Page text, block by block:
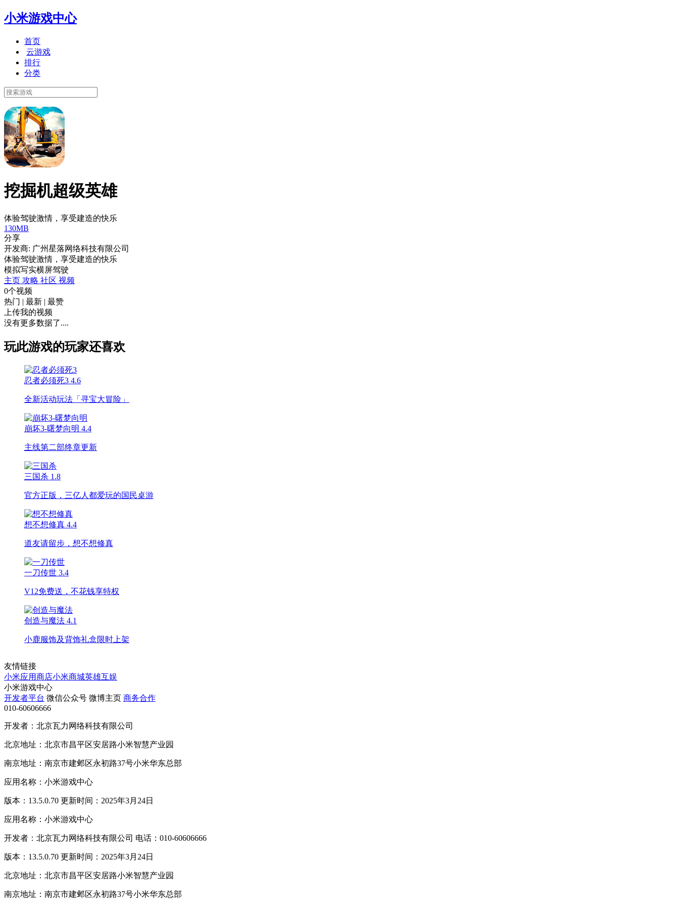
小米游戏中心
首页
云游戏
排行
分类
挖掘机超级英雄
体验驾驶激情，享受建造的快乐
130MB
分享
开发商: 广州星落网络科技有限公司
体验驾驶激情，享受建造的快乐
模拟写实横屏驾驶
主页 攻略 社区 视频
0个视频
热门 | 最新 | 最赞
上传我的视频
没有更多数据了....
玩此游戏的玩家还喜欢
忍者必须死3 4.6
全新活动玩法「寻宝大冒险」
崩坏3-曙梦向明 4.4
主线第二部终章更新
三国杀 1.8
官方正版，三亿人都爱玩的国民桌游
想不想修真 4.4
道友请留步，想不想修真
一刀传世 3.4
V12免费送，不花钱享特权
创造与魔法 4.1
小鹿服饰及背饰礼盒限时上架
友情链接
小米应用商店小米商城英雄互娱
小米游戏中心
开发者平台 微信公众号 微博主页 商务合作
010-60606666
开发者：北京瓦力网络科技有限公司
北京地址：北京市昌平区安居路小米智慧产业园
南京地址：南京市建邺区永初路37号小米华东总部
应用名称：小米游戏中心
版本：13.5.0.70 更新时间：2025年3月24日
应用名称：小米游戏中心
开发者：北京瓦力网络科技有限公司 电话：010-60606666
版本：13.5.0.70 更新时间：2025年3月24日
北京地址：北京市昌平区安居路小米智慧产业园
南京地址：南京市建邺区永初路37号小米华东总部